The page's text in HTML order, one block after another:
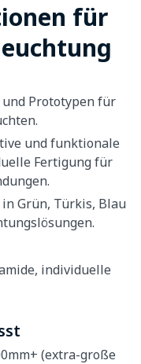
für
individuelle
(extra-große